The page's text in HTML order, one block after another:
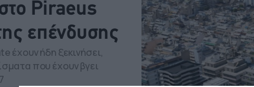
Piraeus
επένδυσης
έχουν ήδη ξεκινήσει,
που έχουν βγει